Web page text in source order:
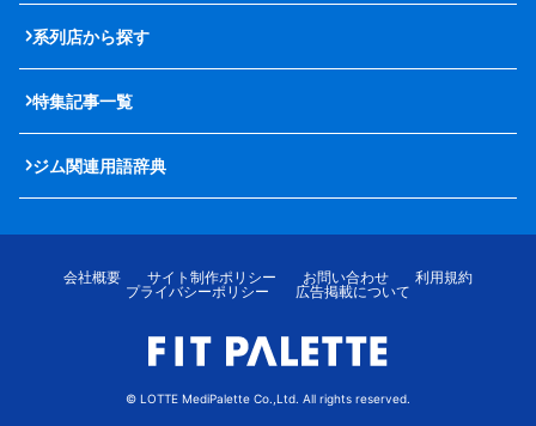
系列店から探す
特集記事一覧
ジム関連用語辞典
会社概要 サイト制作ポリシー お問い合わせ
利用規約
プライバシーポリシー
広告掲載について
© LOTTE MediPalette Co.,Ltd. All rights reserved.